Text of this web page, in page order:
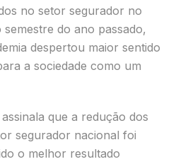
no setor segurador no
do ano passado,
despertou maior sentido
a sociedade como um
que a redução dos
segurador nacional foi
o melhor resultado